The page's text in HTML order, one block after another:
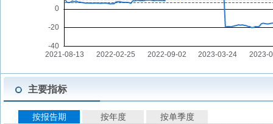
主要指标
按报告期 按年度
按单季度